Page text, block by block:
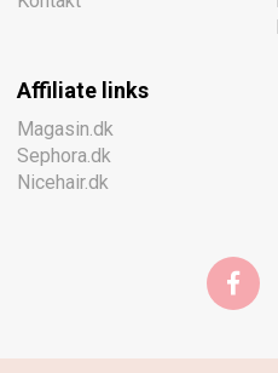
Affiliate links
Magasin.dk
Sephora.dk
Nicehair.dk